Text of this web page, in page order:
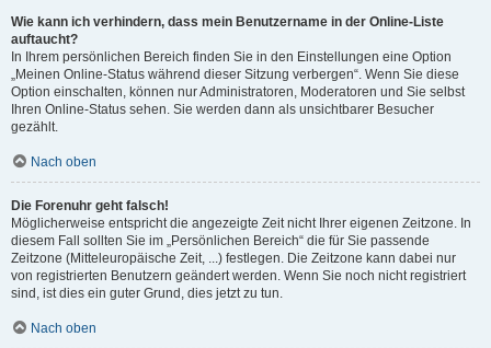
Wie kann ich verhindern, dass mein Benutzername in der Online-Liste
auftaucht?
In Ihrem persönlichen Bereich finden Sie in den Einstellungen eine Option
„Meinen Online-Status während dieser Sitzung verbergen“. Wenn Sie diese
Option einschalten, können nur Administratoren, Moderatoren und Sie selbst
Ihren Online-Status sehen. Sie werden dann als unsichtbarer Besucher
gezählt.
Nach oben
Die Forenuhr geht falsch!
Möglicherweise entspricht die angezeigte Zeit nicht Ihrer eigenen Zeitzone. In
diesem Fall sollten Sie im „Persönlichen Bereich“ die für Sie passende
Zeitzone (Mitteleuropäische Zeit, ...) festlegen. Die Zeitzone kann dabei nur
von registrierten Benutzern geändert werden. Wenn Sie noch nicht registriert
sind, ist dies ein guter Grund, dies jetzt zu tun.
Nach oben